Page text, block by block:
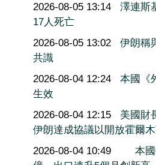
2026-08-05 13:14
澤連斯
17人死亡
2026-08-05 13:02
伊朗稱
共識
2026-08-04 12:24
本國《
生效
2026-08-04 12:15
美國財
伊朗達成協議以開放霍爾
2026-08-04 10:49
本